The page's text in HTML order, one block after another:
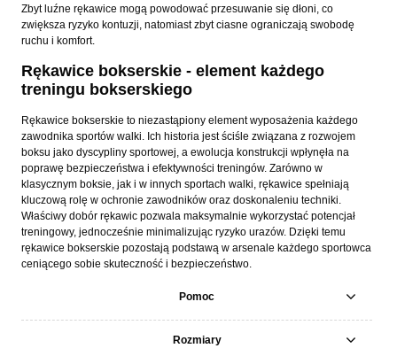
Zbyt luźne rękawice mogą powodować przesuwanie się dłoni, co
zwiększa ryzyko kontuzji, natomiast zbyt ciasne ograniczają swobodę
ruchu i komfort.
Rękawice bokserskie - element każdego
treningu bokserskiego
Rękawice bokserskie to niezastąpiony element wyposażenia każdego
zawodnika sportów walki. Ich historia jest ściśle związana z rozwojem
boksu jako dyscypliny sportowej, a ewolucja konstrukcji wpłynęła na
poprawę bezpieczeństwa i efektywności treningów. Zarówno w
klasycznym boksie, jak i w innych sportach walki, rękawice spełniają
kluczową rolę w ochronie zawodników oraz doskonaleniu techniki.
Właściwy dobór rękawic pozwala maksymalnie wykorzystać potencjał
treningowy, jednocześnie minimalizując ryzyko urazów. Dzięki temu
rękawice bokserskie pozostają podstawą w arsenale każdego sportowca
ceniącego sobie skuteczność i bezpieczeństwo.
Pomoc
Rozmiary